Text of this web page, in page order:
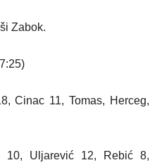
Zabok.
Cinac 11, Tomas, Herceg,
Uljarević 12, Rebić 8,